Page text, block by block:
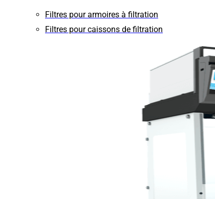
Filtres pour armoires à filtration
Filtres pour caissons de filtration